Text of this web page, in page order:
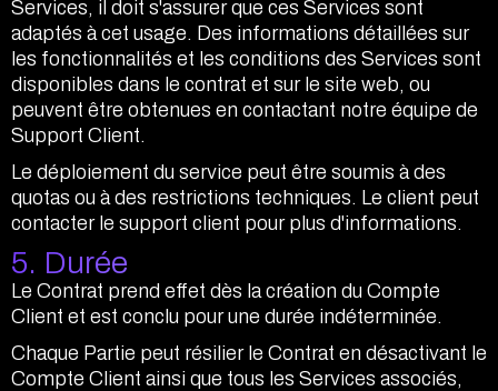
Services, il doit s'assurer que ces Services sont
adaptés à cet usage. Des informations détaillées sur
les fonctionnalités et les conditions des Services sont
disponibles dans le contrat et sur le site web, ou
peuvent être obtenues en contactant notre équipe de
Support Client.
Le déploiement du service peut être soumis à des
quotas ou à des restrictions techniques. Le client peut
contacter le support client pour plus d'informations.
5. Durée
Le Contrat prend effet dès la création du Compte
Client et est conclu pour une durée indéterminée.
Chaque Partie peut résilier le Contrat en désactivant le
Compte Client ainsi que tous les Services associés,